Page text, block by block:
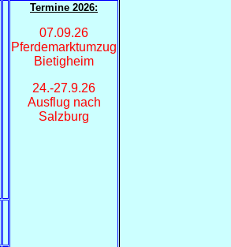
Termine 2026:
07.09.26
Pferdemarktumzug
Bietigheim
24.-27.9.26
Ausflug nach
Salzburg